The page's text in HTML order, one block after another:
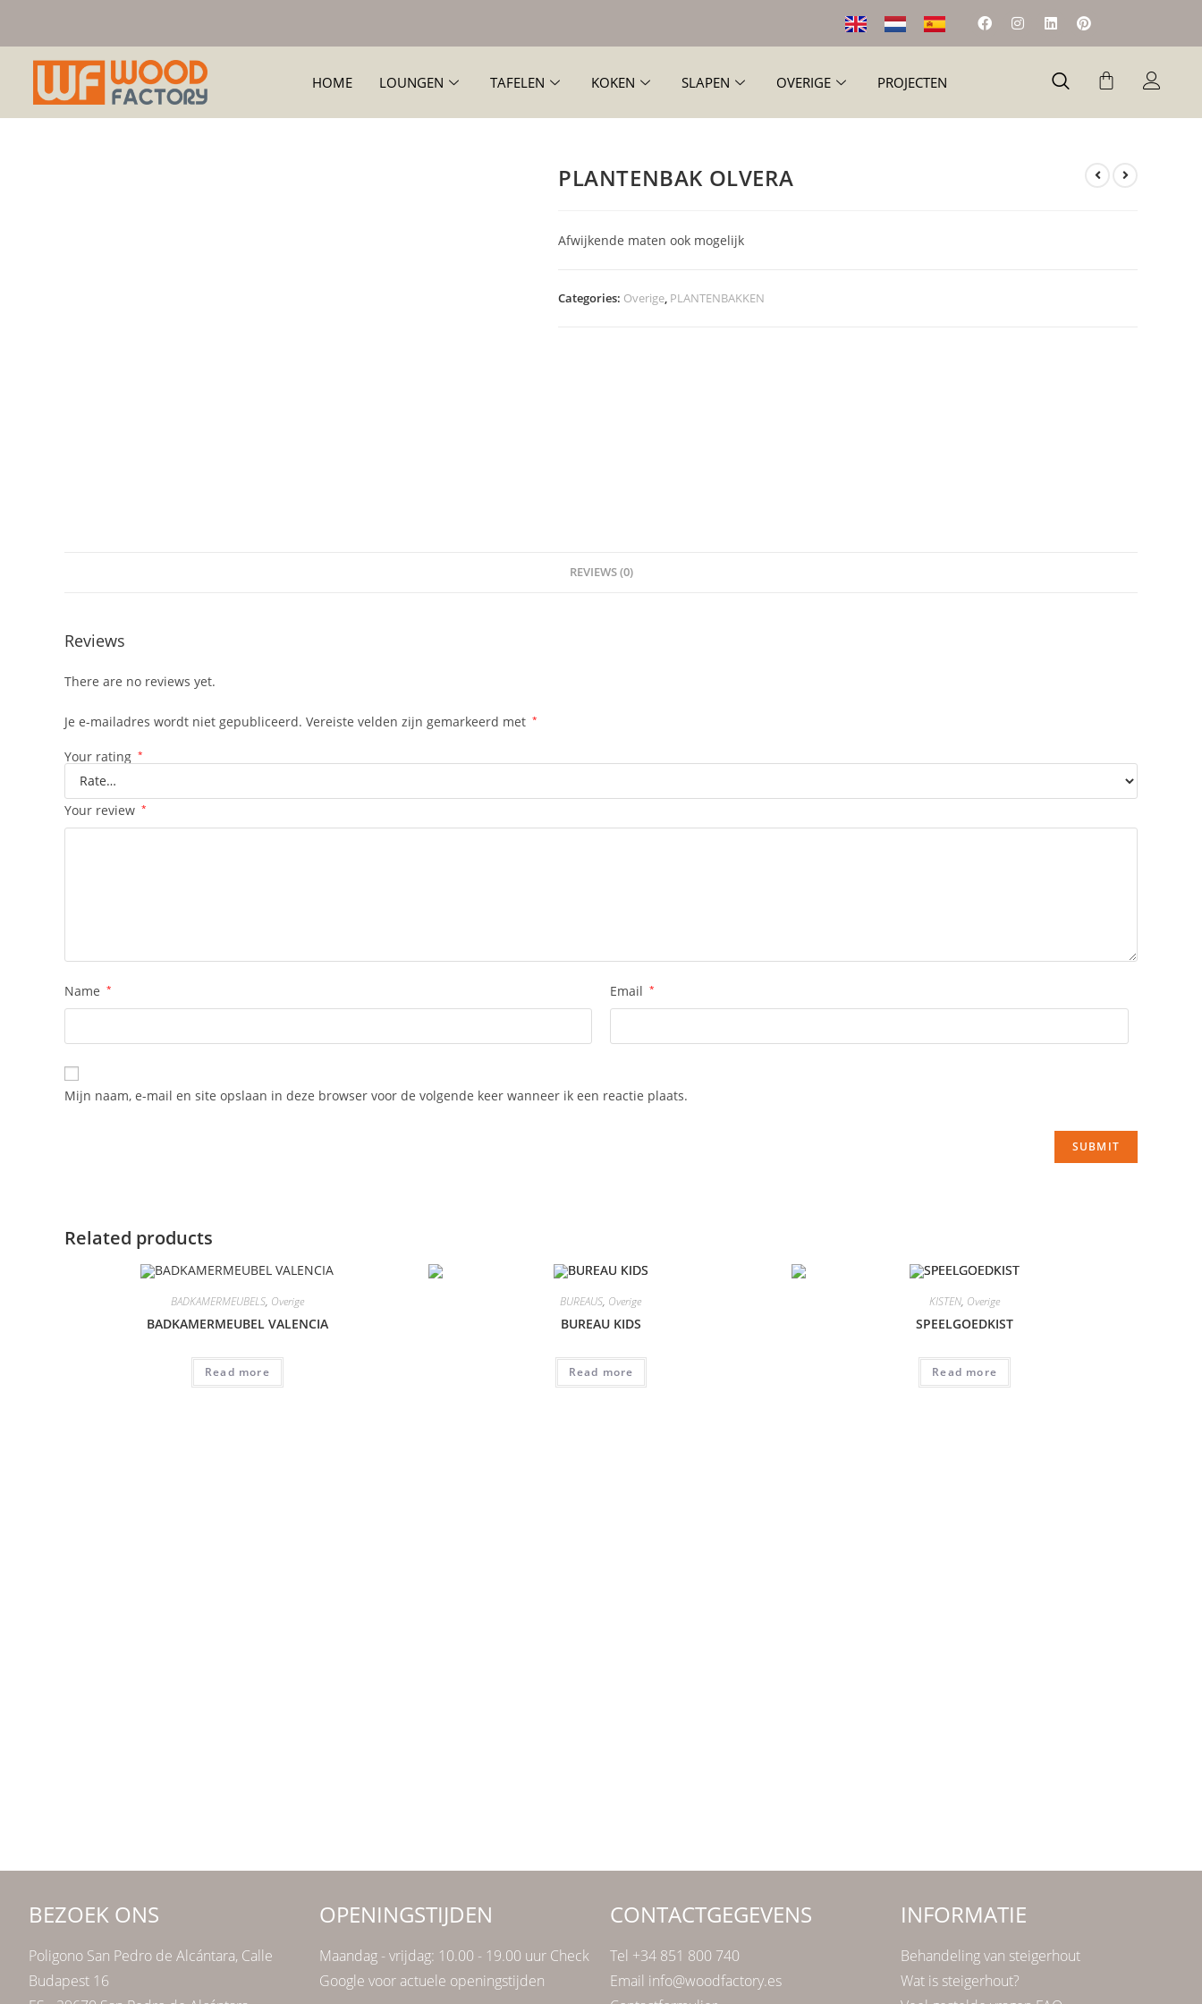
HOME LOUNGEN TAFELEN KOKEN SLAPEN OVERIGE PROJECTEN
PLANTENBAK OLVERA
Afwijkende maten ook mogelijk
Categories: Overige, PLANTENBAKKEN
REVIEWS (0)
Reviews
There are no reviews yet.
Je e-mailadres wordt niet gepubliceerd. Vereiste velden zijn gemarkeerd met *
Your rating *
Your review *
Name * Email *
Mijn naam, e-mail en site opslaan in deze browser voor de volgende keer wanneer ik een reactie plaats.
Related products
BADKAMERMEUBELS, Overige
BADKAMERMEUBEL VALENCIA
Read more
BUREAUS, Overige
BUREAU KIDS
Read more
KISTEN, Overige
SPEELGOEDKIST
Read more
BEZOEK ONS
Poligono San Pedro de Alcántara, Calle
Budapest 16
OPENINGSTIJDEN
Maandag - vrijdag: 10.00 - 19.00 uur Check
Google voor actuele openingstijden
CONTACTGEGEVENS
Tel +34 851 800 740
Email info@woodfactory.es
INFORMATIE
Behandeling van steigerhout
Wat is steigerhout?